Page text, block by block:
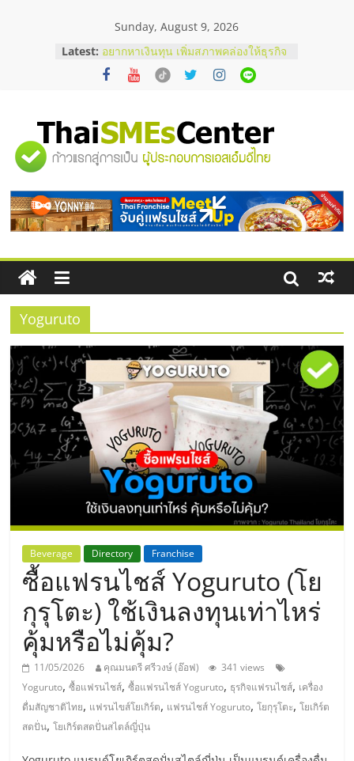
Sunday, August 9, 2026
Latest: อยากหาเงินทุน เพิ่มสภาพคล่องให้ธุรกิจ
เริ่มยังไงให้ผ่านฉลุย
สัมมนาออนไลน์ โอกาสบริหารสถานี
ThaiFranchise Meet Up จับคู่แฟรน
ไชส์ ครั้งที่ 8
ร้านเครื่องเสียงคุณภาพสูง พร้อม
บริษัท Cybersecurity ในไทยที่ไหนดี?
วิธีเลือกผู้ให้บริการให้คุ้มค่าและตอบ
โจทย์ธุรกิจ
"ศูนย์
รวม
ข้อมูล
ธุรกิจ
SME
แห่ง
ประเทศไทย,
ThaiSMEsCenter,
ธุรกิจ
เอ
ส
เอ็
มอี
Yoguruto
Beverage Directory Franchise
ซื้อแฟรนไชส์ Yoguruto (โย
กุรุโตะ) ใช้เงินลงทุนเท่าไหร่
คุ้มหรือไม่คุ้ม?
11/05/2026 คุณมนตรี ศรีวงษ์ (อ๊อฟ)
341 views
Yoguruto,ซื้อแฟรนไชส์,ซื้อแฟรนไชส์ Yoguruto, ธุรกิจแฟรนไชส์, เครื่อง
ดื่มสัญชาติไทย, แฟรนไขส์โยเกิร์ต, แฟรนไชส์ Yoguruto,โยกุรุโตะ,โยเกิร์ต
สดปั่น,โยเกิร์ตสดปั่นสไตล์ญี่ปุ่น